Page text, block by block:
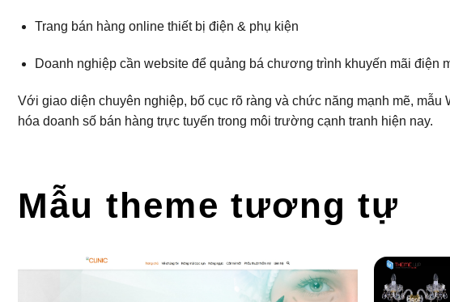
Trang bán hàng online thiết bị điện & phụ kiện
Doanh nghiệp cần website để quảng bá chương trình khuyến mãi điện
Với giao diện chuyên nghiệp, bố cục rõ ràng và chức năng mạnh mẽ,
hóa doanh số bán hàng trực tuyến trong môi trường cạnh tranh hiện nay.
Mẫu theme tương tự